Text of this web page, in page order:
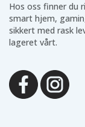
Hos oss finner du
smart hjem,
sikkert med rask
lageret vårt.